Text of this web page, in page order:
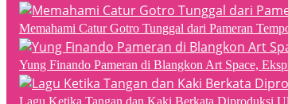
Memahami Catur Gotro Tunggal dari Pameran
Yung Finando Pameran di Blangkon Art Space,
Lagu Ketika Tangan dan Kaki Berkata Diproduksi